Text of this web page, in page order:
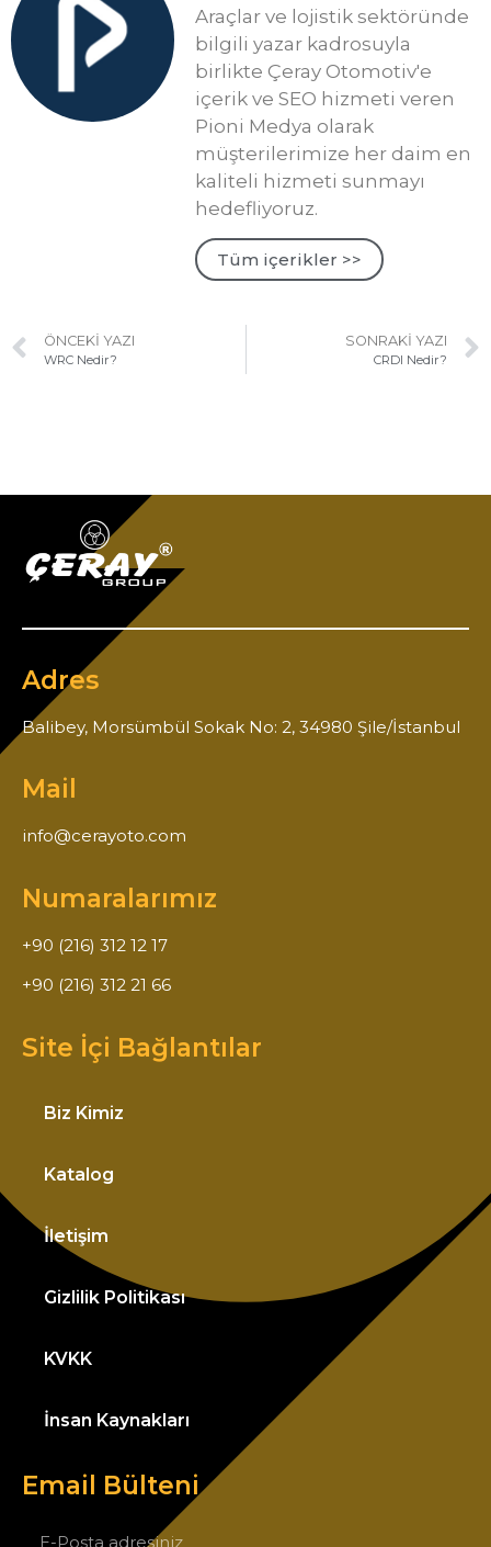
Araçlar ve lojistik sektöründe
bilgili yazar kadrosuyla
birlikte Çeray Otomotiv'e
içerik ve SEO hizmeti veren
Pioni Medya olarak
müşterilerimize her daim en
kaliteli hizmeti sunmayı
hedefliyoruz.
Tüm içerikler >>
ÖNCEKI YAZI
WRC Nedir?
SONRAKI YAZI
CRDI Nedir?
Adres
Balibey, Morsümbül Sokak No: 2, 34980 Şile/İstanbul
Mail
info@cerayoto.com
Numaralarımız
+90 (216) 312 12 17
+90 (216) 312 21 66
Site İçi Bağlantılar
Biz Kimiz
Katalog
İletişim
Gizlilik Politikası
KVKK
İnsan Kaynakları
Email Bülteni